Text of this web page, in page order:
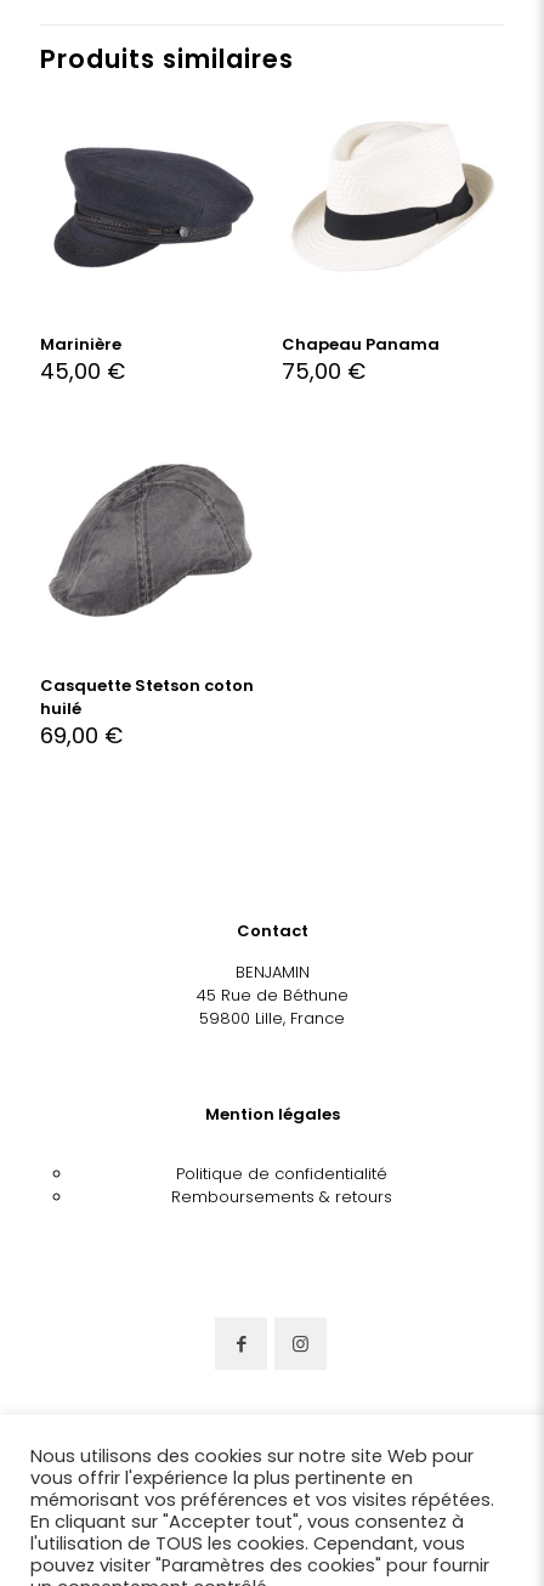
Produits similaires
Marinière
45,00 €
Chapeau Panama
75,00 €
Casquette Stetson coton
huilé
69,00 €
Contact
BENJAMIN
45 Rue de Béthune
59800 Lille, France
Mention légales
Politique de confidentialité
Remboursements & retours
Nous utilisons des cookies sur notre site Web pour
vous offrir l'expérience la plus pertinente en
mémorisant vos préférences et vos visites répétées.
En cliquant sur "Accepter tout", vous consentez à
l'utilisation de TOUS les cookies. Cependant, vous
pouvez visiter "Paramètres des cookies" pour fournir